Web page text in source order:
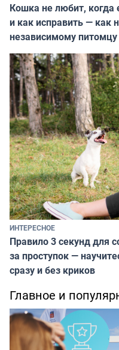
Кошка не любит, когда
и как исправить — как
независимому питомцу
ИНТЕРЕСНОЕ
Правило 3 секунд для
за проступок —
сразу и без криков
Главное и